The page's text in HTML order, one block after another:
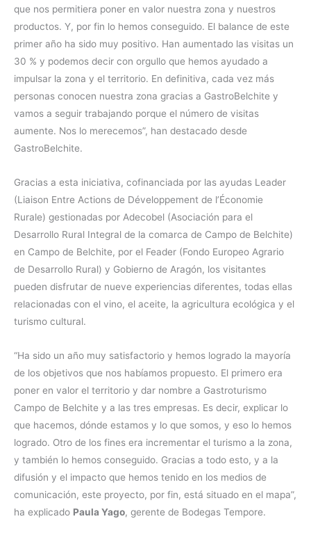
que nos permitiera poner en valor nuestra zona y nuestros
productos. Y, por fin lo hemos conseguido. El balance de este
primer año ha sido muy positivo. Han aumentado las visitas un
30 % y podemos decir con orgullo que hemos ayudado a
impulsar la zona y el territorio. En definitiva, cada vez más
personas conocen nuestra zona gracias a GastroBelchite y
vamos a seguir trabajando porque el número de visitas
aumente. Nos lo merecemos”, han destacado desde
GastroBelchite.
Gracias a esta iniciativa, cofinanciada por las ayudas Leader
(Liaison Entre Actions de Développement de l’Économie
Rurale) gestionadas por Adecobel (Asociación para el
Desarrollo Rural Integral de la comarca de Campo de Belchite)
en Campo de Belchite, por el Feader (Fondo Europeo Agrario
de Desarrollo Rural) y Gobierno de Aragón, los visitantes
pueden disfrutar de nueve experiencias diferentes, todas ellas
relacionadas con el vino, el aceite, la agricultura ecológica y el
turismo cultural.
“Ha sido un año muy satisfactorio y hemos logrado la mayoría
de los objetivos que nos habíamos propuesto. El primero era
poner en valor el territorio y dar nombre a Gastroturismo
Campo de Belchite y a las tres empresas. Es decir, explicar lo
que hacemos, dónde estamos y lo que somos, y eso lo hemos
logrado. Otro de los fines era incrementar el turismo a la zona,
y también lo hemos conseguido. Gracias a todo esto, y a la
difusión y el impacto que hemos tenido en los medios de
comunicación, este proyecto, por fin, está situado en el mapa”,
ha explicado Paula Yago, gerente de Bodegas Tempore.